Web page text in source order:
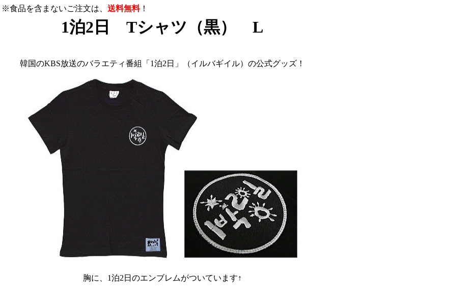
※食品を含まないご注文は、 送料無料！
1泊2日 Tシャツ（黒） L
韓国のKBS放送のバラエティ番組「1泊2日」（イルバギイル）の公式グッズ！
胸に、1泊2日のエンブレムがついています↑